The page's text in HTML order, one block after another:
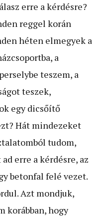
erre a kérdésre?
reggel korán
héten elmegyek a
a
teszem, a
teszek,
egy dicsőítő
Hát mindezeket
tudom,
erre a kérdésre, az
betonfal felé vezet.
Azt mondjuk,
korábban, hogy